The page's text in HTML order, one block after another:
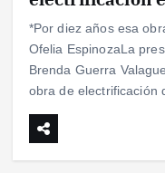
*Por diez años esa
Ofelia EspinozaLa
Brenda Guerra
obra de electrificación